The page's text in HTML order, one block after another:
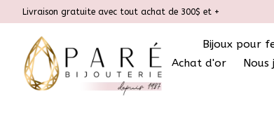
Livraison gratuite avec tout achat de 300$ et +
Bijoux pour
Achat d'or
Nous